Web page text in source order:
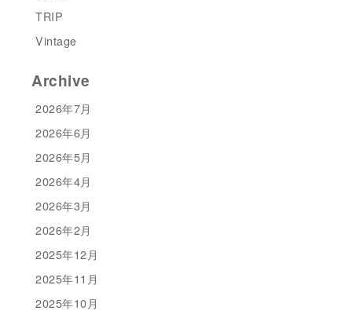
TRIP
Vintage
Archive
2026年7月
2026年6月
2026年5月
2026年4月
2026年3月
2026年2月
2025年12月
2025年11月
2025年10月